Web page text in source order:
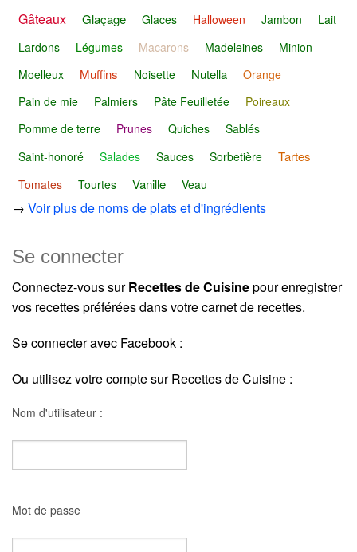
Gâteaux Glaçage Glaces Halloween Jambon
Lait
Lardons
Légumes Macarons Madeleines
Minion
Moelleux
Muffins Noisette Nutella
Orange
Pain de mie
Palmiers Pâte Feuilletée
Poireaux
Pomme de terre
Prunes Quiches
Sablés
Saint-honoré
Salades Sauces Sorbetière Tartes
Tomates Tourtes Vanille Veau
→ Voir plus de noms de plats et d'ingrédients
Se connecter
Connectez-vous surRecettes de Cuisinepour enregistrer
vos recettes préférées dans votre carnet de recettes.
Se connecter avec Facebook :
Ou utilisez votre compte sur Recettes de Cuisine :
Nom d'utilisateur :
Mot de passe